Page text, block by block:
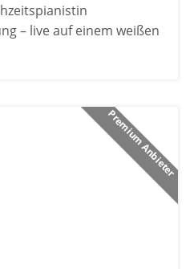
– live auf einem weißen
Premium Anbieter